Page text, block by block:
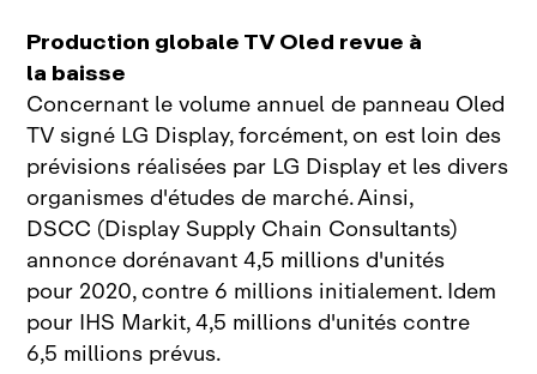
Production globale TV Oled revue à
la baisse
Concernant le volume annuel de panneau Oled
TV signé LG Display, forcément, on est loin des
prévisions réalisées par LG Display et les divers
organismes d'études de marché. Ainsi,
DSCC (Display Supply Chain Consultants)
annonce dorénavant 4,5 millions d'unités
pour 2020, contre 6 millions initialement. Idem
pour IHS Markit, 4,5 millions d'unités contre
6,5 millions prévus.